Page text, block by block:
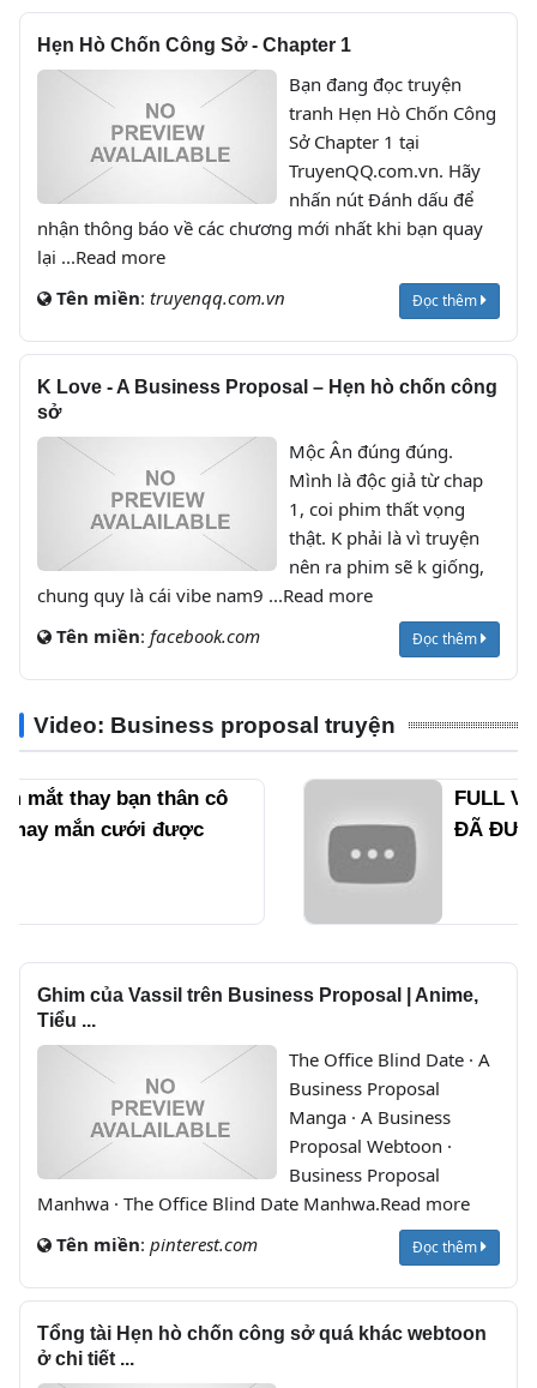
Hẹn Hò Chốn Công Sở - Chapter 1
Bạn đang đọc truyện
tranh Hẹn Hò Chốn Công
Sở Chapter 1 tại
TruyenQQ.com.vn. Hãy
nhấn nút Đánh dấu để
nhận thông báo về các chương mới nhất khi bạn quay
lại ...Read more
Tên miền: truyenqq.com.vn Đọc thêm
K Love - A Business Proposal – Hẹn hò chốn công
sở
Mộc Ân đúng đúng.
Mình là độc giả từ chap
1, coi phim thất vọng
thật. K phải là vì truyện
nên ra phim sẽ k giống,
chung quy là cái vibe nam9 ...Read more
Tên miền: facebook.com Đọc thêm
Video: Business proposal truyện
FULL VỪA XUYÊN VÀO ANH
ĐÃ ĐƯỢC HỆ THỐNG GIAO
CHO NHIỆM VỤ CÔNG LƯỢC
GIỚI TRUYỆN
Ghim của Vassil trên Business Proposal | Anime,
Tiểu ...
The Office Blind Date · A
Business Proposal
Manga · A Business
Proposal Webtoon ·
Business Proposal
Manhwa · The Office Blind Date Manhwa.Read more
Tên miền: pinterest.com Đọc thêm
Tổng tài Hẹn hò chốn công sở quá khác webtoon
ở chi tiết ...